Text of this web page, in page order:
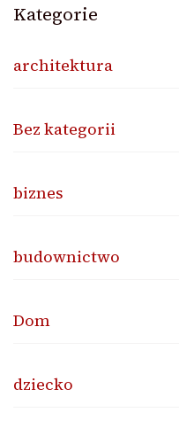
Kategorie
architektura
Bez kategorii
biznes
budownictwo
Dom
dziecko